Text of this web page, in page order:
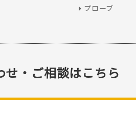
プローブ
せ・ご相談はこちら